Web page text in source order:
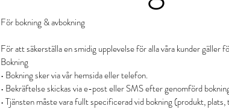
För bokning & avbokning
För att säkerställa en smidig upplevelse för alla våra kunder gäller
Bokning
• Bokning sker via vår hemsida eller telefon.
• Bekräftelse skickas via e-post eller SMS efter genomförd
• Tjänsten måste vara fullt specificerad vid bokning (produkt,